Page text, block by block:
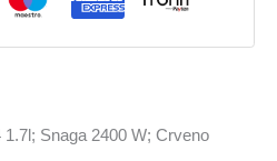
Snaga 2400 W; Crveno